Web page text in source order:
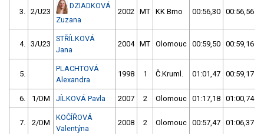
3. 2/U23
DZIADKOVÁ
Zuzana
2002 MT KK Brno 00:56,30 00:56,56
4. 3/U23
STŘÍLKOVÁ
Jana
2004 MT Olomouc 00:59,50 00:59,16
5.
PLACHTOVÁ
Alexandra
1998 1 Č.Kruml. 01:01,47 00:59,17
6. 1/DM JÍLKOVÁ Pavla 2007 2 Olomouc 01:17,18 01:00,74
7. 2/DM
KOČÍŘOVÁ
Valentýna
2008 2 Olomouc 00:57,47 01:06,37